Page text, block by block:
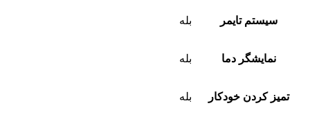
سیستم تایمر بله
نمایشگر دما بله
تمیز کردن خودکار بله